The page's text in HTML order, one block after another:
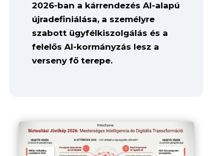
2026-ban a kárrendezés AI-alapú
újradefiniálása, a személyre
szabott ügyfélkiszolgálás és a
felelős AI-kormányzás lesz a
verseny fő terepe.